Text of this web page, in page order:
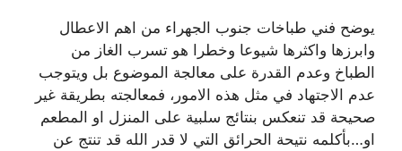
يوضح فني طباخات جنوب الجهراء من اهم الاعطال
وابرزها واكثرها شيوعا وخطرا هو تسرب الغاز من
الطباخ وعدم القدرة على معالجة الموضوع بل ويتوجب
عدم الاجتهاد في مثل هذه الامور، فمعالجته بطريقة غير
صحيحة قد تنعكس بنتائج سلبية على المنزل او المطعم
او…بأكلمه نتيحة الحرائق التي لا قدر الله قد تنتج عن